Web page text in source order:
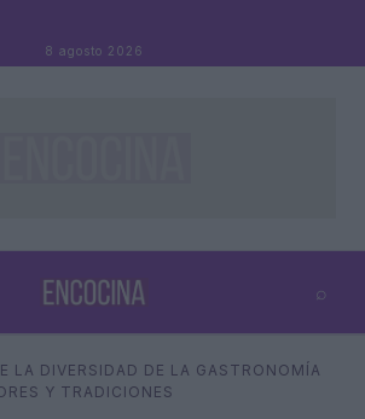
8 agosto 2026
⌕
⌕ ×
LA DIVERSIDAD DE LA GASTRONOMÍA
Y TRADICIONES